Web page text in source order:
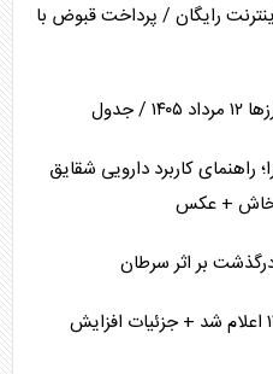
رایگان / پرداخت قبوض با
کاربرد دارویی شقایق
+ عکس
بر اثر سرطان
قیمت جدید سایپا ۱۵۱ مرداد ۱۴۰۵ اعلام شد + جزئیات افزایش